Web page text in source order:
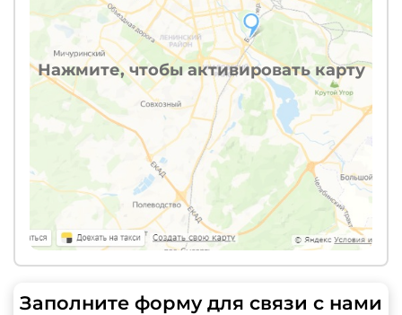
Нажмите, чтобы активировать карту
Заполните форму для связи с нами